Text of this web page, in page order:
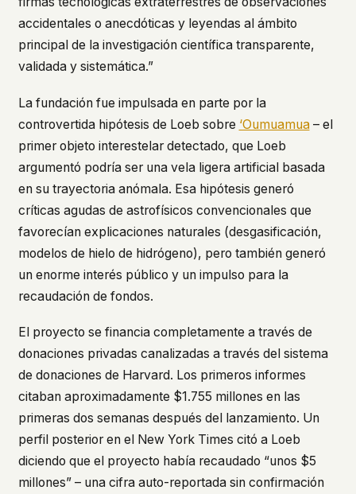
accidentales o anecdóticas y leyendas al ámbito
principal de la investigación científica transparente,
validada y sistemática.”
La fundación fue impulsada en parte por la
controvertida hipótesis de Loeb sobre ‘Oumuamua– el
primer objeto interestelar detectado, que Loeb
argumentó podría ser una vela ligera artificial basada
en su trayectoria anómala. Esa hipótesis generó
críticas agudas de astrofísicos convencionales que
favorecían explicaciones naturales (desgasificación,
modelos de hielo de hidrógeno), pero también generó
un enorme interés público y un impulso para la
recaudación de fondos.
El proyecto se financia completamente a través de
donaciones privadas canalizadas a través del sistema
de donaciones de Harvard. Los primeros informes
citaban aproximadamente $1.755 millones en las
primeras dos semanas después del lanzamiento. Un
perfil posterior en el New York Times citó a Loeb
diciendo que el proyecto había recaudado “unos $5
millones” – una cifra auto-reportada sin confirmación